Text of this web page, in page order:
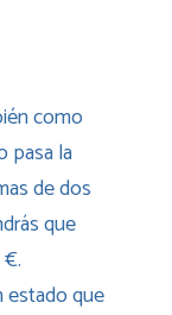
como
pasa la
de dos
que
estado que